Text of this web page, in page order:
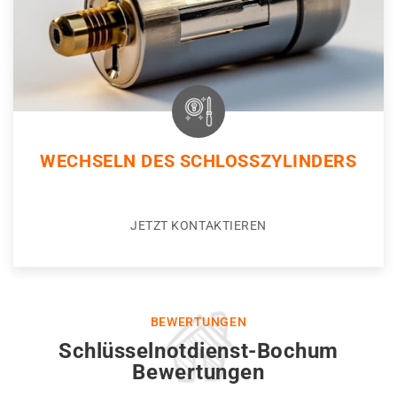
WECHSELN DES SCHLOSSZYLINDERS
JETZT KONTAKTIEREN
BEWERTUNGEN
Schlüsselnotdienst-Bochum
Bewertungen